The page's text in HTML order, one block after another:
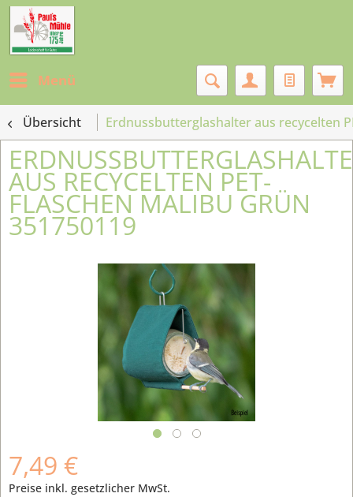
Menü
Übersicht Erdnussbutterglashalter aus recycelten
AUS RECYCELTEN PET-
FLASCHEN MALIBU GRÜN
351750119
7,49 €
Preise inkl. gesetzlicher MwSt.